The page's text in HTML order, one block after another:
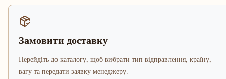
Замовити доставку
Перейдіть до каталогу, щоб вибрати тип відправлення, країну,
вагу та передати заявку менеджеру.